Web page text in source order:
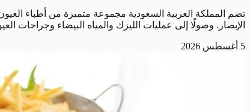
تضم المملكة العربية السعودية مجموعة متميزة من أطباء
الإبصار. وصولًا إلى عمليات الليزك والمياه البيضاء
5 أغسطس 2026